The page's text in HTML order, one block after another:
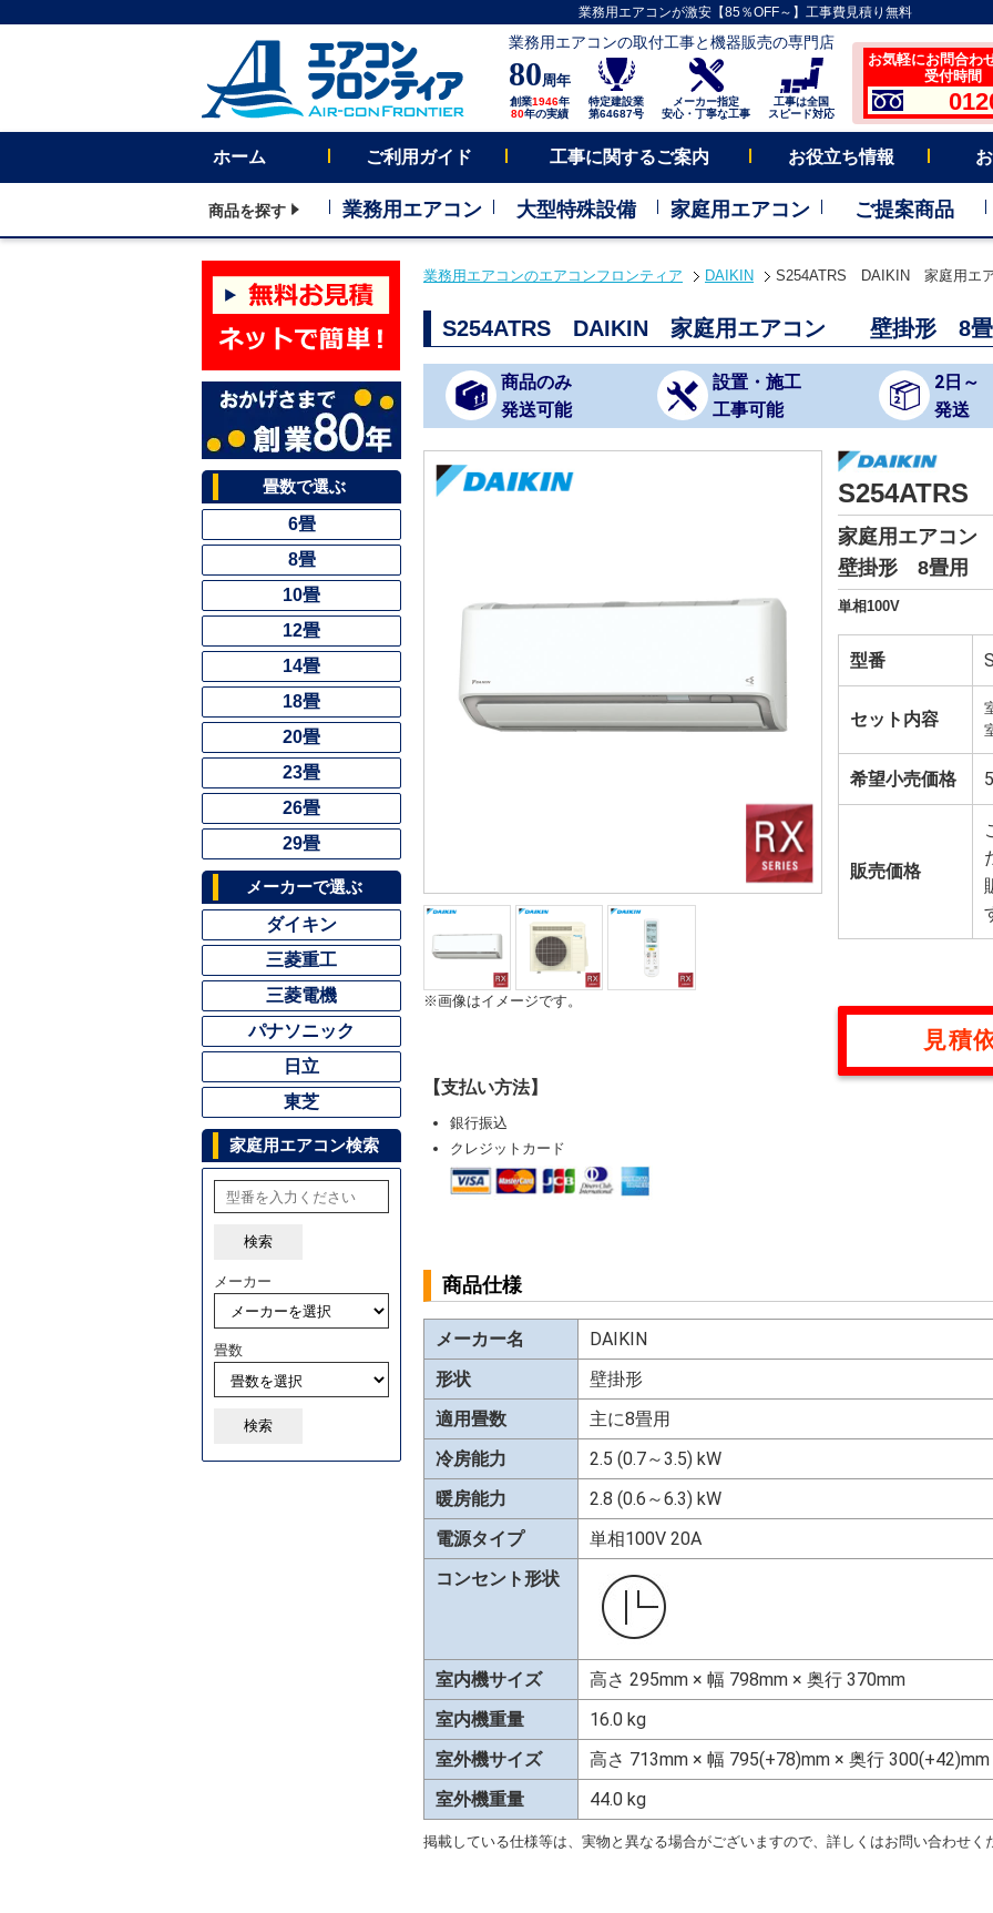
業務用エアコンが激安【85％OFF～】工事費見積り無料
業務用エアコンの取付工事と機器販売の専門店
80周年
創業1946年
80年の実績
特定建設業
第64687号
メーカー指定
安心・丁寧な工事
工事は全国
スピード対応
お気軽にお問合わ
受付時間
ホーム ご利用ガイド 工事に関するご案内 お役立ち情報
商品を探す 業務用エアコン 大型特殊設備 家庭用エアコン ご提案商品
畳数で選ぶ
6畳
8畳
10畳
12畳
14畳
18畳
20畳
23畳
26畳
29畳
メーカーで選ぶ
ダイキン
三菱重工
三菱電機
パナソニック
日立
東芝
家庭用エアコン検索
検索
メーカー
畳数
検索
業務用エアコンのエアコンフロンティア DAIKIN S254ATRS DAIKIN 家庭用
S254ATRS DAIKIN 家庭用エアコン 壁掛形 8
商品のみ
発送可能
設置・施工
工事可能
2日～
発送
※画像はイメージです。
【支払い方法】
銀行振込
クレジットカード
S254ATRS
家庭用エアコン
壁掛形 8畳用
単相100V
型番
セット内容
希望小売価格
販売価格
見積
商品仕様
メーカー名
DAIKIN
形状
壁掛形
適用畳数
主に8畳用
冷房能力
2.5 (0.7～3.5) kW
暖房能力
2.8 (0.6～6.3) kW
電源タイプ
単相100V 20A
コンセント形状
室内機サイズ
高さ 295mm × 幅 798mm × 奥行 370mm
室内機重量
16.0 kg
室外機サイズ
高さ 713mm × 幅 795(+78)mm × 奥行 300(+42)mm
室外機重量
44.0 kg
掲載している仕様等は、実物と異なる場合がございますので、詳しくはお問い合わせく